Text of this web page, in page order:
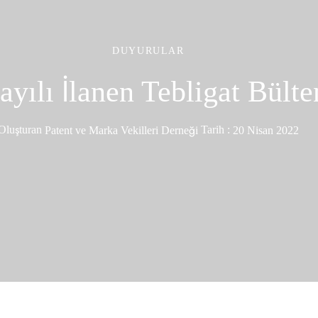
DUYURULAR
İlanen Tebligat
Patent ve Marka Vekilleri Derneği Tarih : 20 Nisan 2022